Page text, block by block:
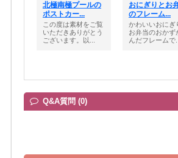
北極南極プールの
ポストカー...
この度は素材をご覧
いただきありがとう
ございます。以...
おにぎりとお
のフレーム...
かわいいおにぎ
お弁当のおかず
んだフレームで
Q&A質問 (0)